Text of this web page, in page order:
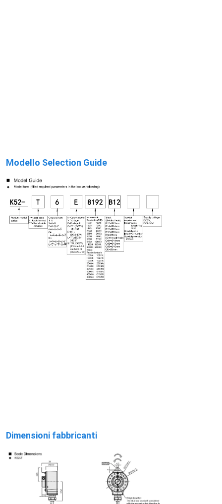
Modello Selection Guide
Dimensioni fabbricanti